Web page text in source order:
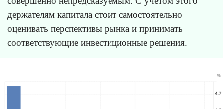
держателям капитала стоит самостоятельно
оценивать перспективы рынка и принимать
соответствующие инвестиционные решения.